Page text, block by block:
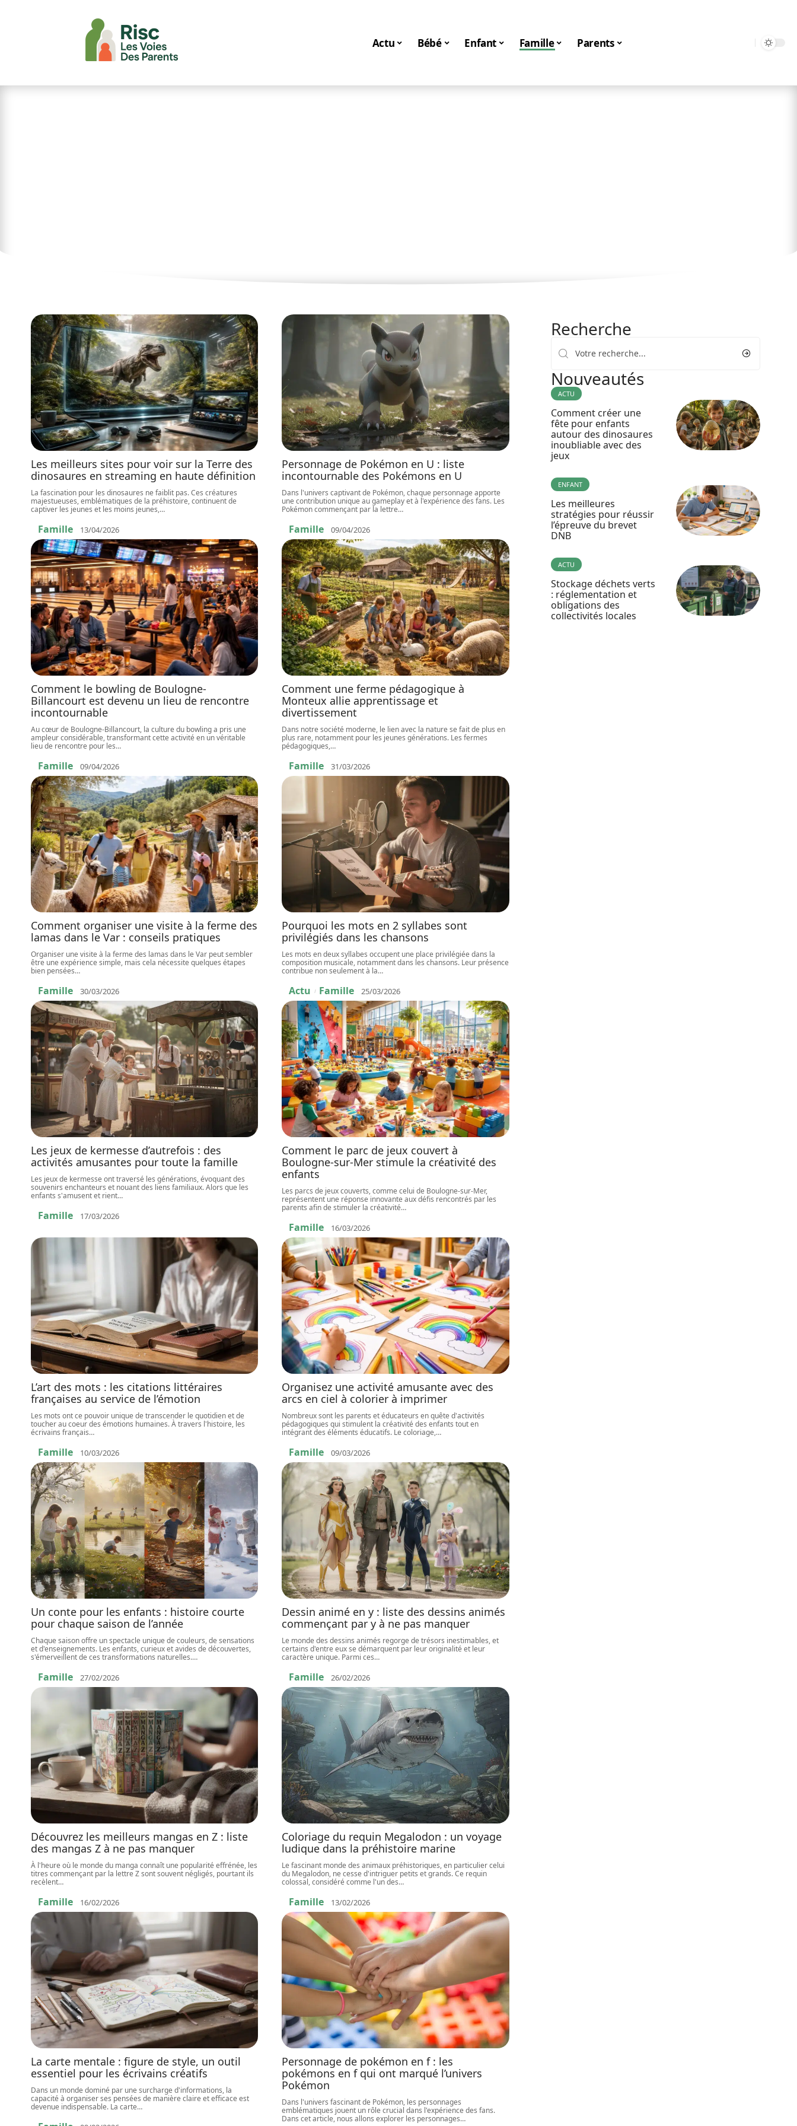
Actu Bébé Enfant Famille Parents
Les meilleurs sites pour voir sur la Terre des
dinosaures en streaming en haute définition
La fascination pour les dinosaures ne faiblit pas. Ces créatures
majestueuses, emblématiques de la préhistoire, continuent de
captiver les jeunes et les moins jeunes,…
Famille 13/04/2026
Personnage de Pokémon en U : liste
incontournable des Pokémons en U
Dans l'univers captivant de Pokémon, chaque personnage apporte
une contribution unique au gameplay et à l'expérience des fans. Les
Pokémon commençant par la lettre…
Famille 09/04/2026
Comment le bowling de Boulogne-
Billancourt est devenu un lieu de rencontre
incontournable
Au cœur de Boulogne-Billancourt, la culture du bowling a pris une
ampleur considérable, transformant cette activité en un véritable
lieu de rencontre pour les…
Famille 09/04/2026
Comment une ferme pédagogique à
Monteux allie apprentissage et
divertissement
Dans notre société moderne, le lien avec la nature se fait de plus en
plus rare, notamment pour les jeunes générations. Les fermes
pédagogiques,…
Famille 31/03/2026
Comment organiser une visite à la ferme des
lamas dans le Var : conseils pratiques
Organiser une visite à la ferme des lamas dans le Var peut sembler
être une expérience simple, mais cela nécessite quelques étapes
bien pensées…
Famille 30/03/2026
Pourquoi les mots en 2 syllabes sont
privilégiés dans les chansons
Les mots en deux syllabes occupent une place privilégiée dans la
composition musicale, notamment dans les chansons. Leur présence
contribue non seulement à la…
Actu Famille 25/03/2026
Les jeux de kermesse d’autrefois : des
activités amusantes pour toute la famille
Les jeux de kermesse ont traversé les générations, évoquant des
souvenirs enchanteurs et nouant des liens familiaux. Alors que les
enfants s'amusent et rient…
Famille 17/03/2026
Comment le parc de jeux couvert à
Boulogne-sur-Mer stimule la créativité des
enfants
Les parcs de jeux couverts, comme celui de Boulogne-sur-Mer,
représentent une réponse innovante aux défis rencontrés par les
parents afin de stimuler la créativité…
Famille 16/03/2026
L’art des mots : les citations littéraires
françaises au service de l’émotion
Les mots ont ce pouvoir unique de transcender le quotidien et de
toucher au coeur des émotions humaines. À travers l'histoire, les
écrivains français…
Famille 10/03/2026
Organisez une activité amusante avec des
arcs en ciel à colorier à imprimer
Nombreux sont les parents et éducateurs en quête d'activités
pédagogiques qui stimulent la créativité des enfants tout en
intégrant des éléments éducatifs. Le coloriage,…
Famille 09/03/2026
Un conte pour les enfants : histoire courte
pour chaque saison de l’année
Chaque saison offre un spectacle unique de couleurs, de sensations
et d'enseignements. Les enfants, curieux et avides de découvertes,
s'émerveillent de ces transformations naturelles.…
Famille 27/02/2026
Dessin animé en y : liste des dessins animés
commençant par y à ne pas manquer
Le monde des dessins animés regorge de trésors inestimables, et
certains d'entre eux se démarquent par leur originalité et leur
caractère unique. Parmi ces…
Famille 26/02/2026
Découvrez les meilleurs mangas en Z : liste
des mangas Z à ne pas manquer
À l'heure où le monde du manga connaît une popularité effrénée, les
titres commençant par la lettre Z sont souvent négligés, pourtant ils
recèlent…
Famille 16/02/2026
Coloriage du requin Megalodon : un voyage
ludique dans la préhistoire marine
Le fascinant monde des animaux préhistoriques, en particulier celui
du Megalodon, ne cesse d'intriguer petits et grands. Ce requin
colossal, considéré comme l'un des…
Famille 13/02/2026
La carte mentale : figure de style, un outil
essentiel pour les écrivains créatifs
Dans un monde dominé par une surcharge d'informations, la
capacité à organiser ses pensées de manière claire et efficace est
devenue indispensable. La carte…
Personnage de pokémon en f : les
pokémons en f qui ont marqué l’univers
Pokémon
Dans l'univers fascinant de Pokémon, les personnages
emblématiques jouent un rôle crucial dans l'expérience des fans.
Dans cet article, nous allons explorer les personnages…
Recherche
Nouveautés
ACTU
Comment créer une
fête pour enfants
autour des dinosaures
inoubliable avec des
jeux
ENFANT
Les meilleures
stratégies pour réussir
l’épreuve du brevet
DNB
ACTU
Stockage déchets verts
: réglementation et
obligations des
collectivités locales